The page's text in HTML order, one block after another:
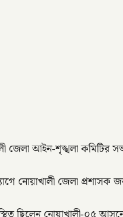
জেলা আইন-শৃঙ্খলা কমিটির
নোয়াখালী জেলা